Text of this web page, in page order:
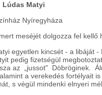
Lúdas Matyi
Nyíregyháza
meséjét dolgozza fel kellő
egyetlen kincsét - a libáját
pedig fizetségül
az „jussot" Döbröginek.
a verekedés fortélyait
s végül mindenki elnyeri